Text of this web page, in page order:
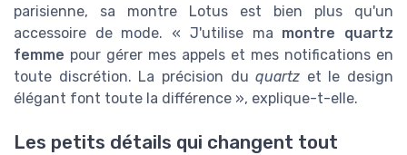
parisienne, sa montre Lotus est bien plus qu'un
accessoire de mode. « J'utilise ma montre quartz
femme pour gérer mes appels et mes notifications en
toute discrétion. La précision duquartz et le design
élégant font toute la différence », explique-t-elle.
Les petits détails qui changent tout